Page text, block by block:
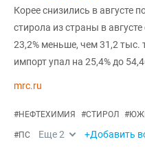
Корее снизились в августе
стирола из страны в
23,2% меньше, чем 31,2 тыс.
импорт упал на 25,4% до
mrc.ru
#НЕФТЕХИМИЯ #СТИРОЛ #
#ПС Еще2 +Добавить